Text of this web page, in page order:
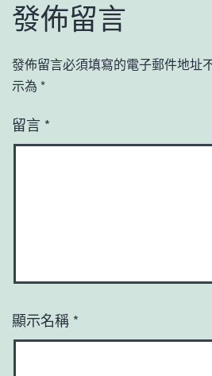
發佈留言
發佈留言必須填寫的電子郵件地址
示為 *
留言 *
顯示名稱 *